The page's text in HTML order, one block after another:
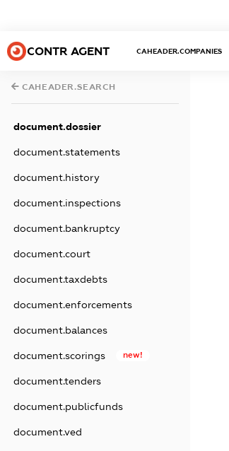
CONTR AGENT CAHEADER.COMPANIES
CAHEADER.SEARCH
document.dossier
document.statements
document.history
document.inspections
document.bankruptcy
document.court
document.taxdebts
document.enforcements
document.balances
document.scorings new!
document.tenders
document.publicfunds
document.ved